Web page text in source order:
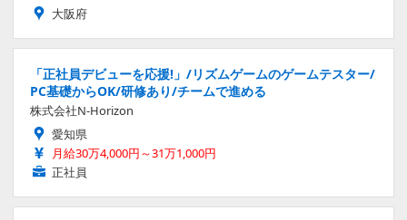
大阪府
「正社員デビューを応援!」/リズムゲームのゲームテスター/
PC基礎からOK/研修あり/チームで進める
株式会社N-Horizon
愛知県
月給30万4,000円～31万1,000円
正社員